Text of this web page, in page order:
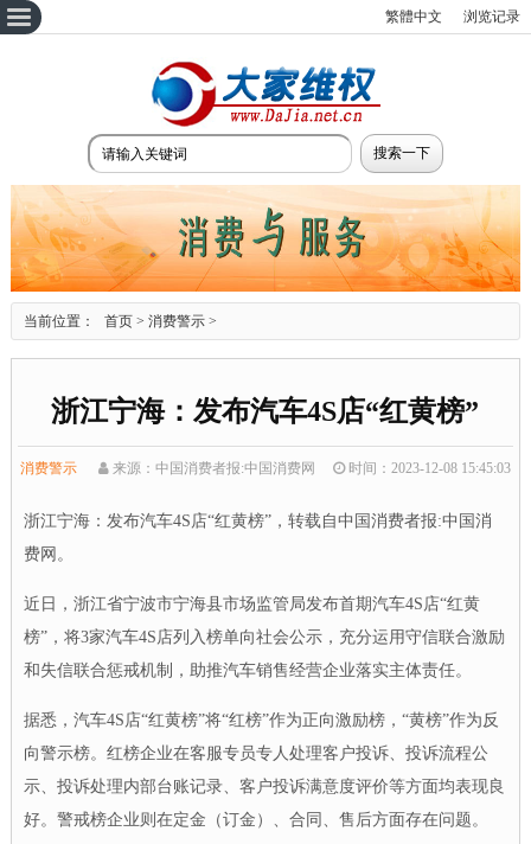
繁體中文 浏览记录
当前位置： 首页> 消费警示>
浙江宁海：发布汽车4S店“红黄榜”
消费警示 来源：中国消费者报:中国消费网 时间：2023-12-08 15:45:03
浙江宁海：发布汽车4S店“红黄榜”，转载自中国消费者报:中国消
费网。
近日，浙江省宁波市宁海县市场监管局发布首期汽车4S店“红黄
榜”，将3家汽车4S店列入榜单向社会公示，充分运用守信联合激励
和失信联合惩戒机制，助推汽车销售经营企业落实主体责任。
据悉，汽车4S店“红黄榜”将“红榜”作为正向激励榜，“黄榜”作为反
向警示榜。红榜企业在客服专员专人处理客户投诉、投诉流程公
示、投诉处理内部台账记录、客户投诉满意度评价等方面均表现良
好。警戒榜企业则在定金（订金）、合同、售后方面存在问题。